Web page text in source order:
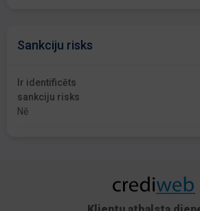
Sankciju risks
Ir identificēts
sankciju risks
Nē